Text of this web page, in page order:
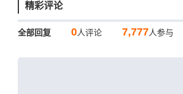
精彩评论
全部回复 0人评论 7,777人参与